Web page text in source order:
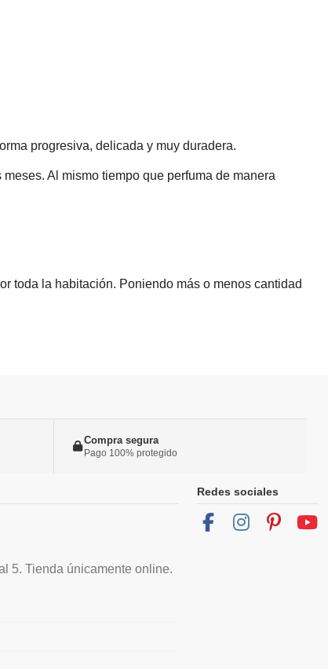
progresiva, delicada y muy duradera.
Al mismo tiempo que perfuma de manera
toda la habitación. Poniendo más o menos cantidad
Compra segura
Pago 100% protegido
5. Tienda únicamente online.
Redes sociales